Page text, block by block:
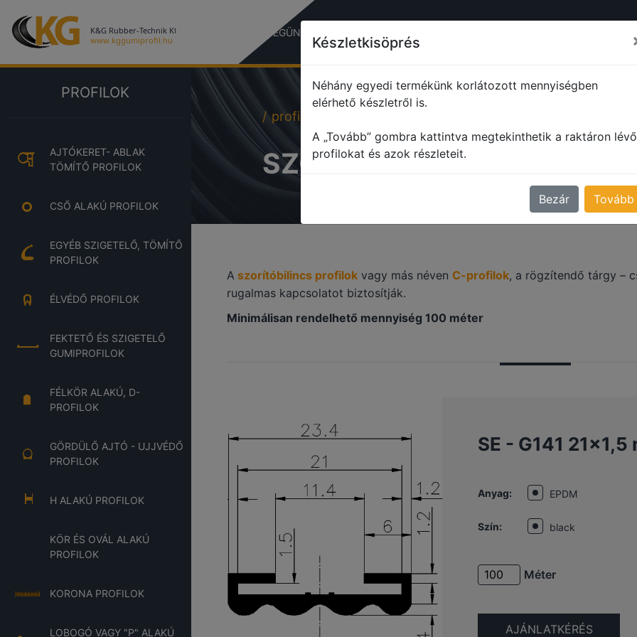
CÉGÜNKRŐL
PROFILOK
AJTÓKERET- ABLAK
TÖMÍTŐ PROFILOK
CSŐ ALAKÚ PROFILOK
EGYÉB SZIGETELŐ, TÖMÍTŐ
PROFILOK
ÉLVÉDŐ PROFILOK
FEKTETŐ ÉS SZIGETELŐ
GUMIPROFILOK
FÉLKÖR ALAKÚ, D-
PROFILOK
GÖRDÜLŐ AJTÓ - UJJVÉDŐ
PROFILOK
H ALAKÚ PROFILOK
KÖR ÉS OVÁL ALAKÚ
PROFILOK
KORONA PROFILOK
LOBOGÓ VAGY "P" ALAKÚ
profile
SZORÍTÓBILINCS
A szorítóbilincs profilokvagy más néven C-profilok, a rögzítendő tárgy –
rugalmas kapcsolatot biztosítják.
Minimálisan rendelhető mennyiség 100 méter
SE - G141 21×1,5
Anyag: EPDM
Szín: black
Méter
Készletkisöprés
Néhány egyedi termékünk korlátozott mennyiségben
elérhető készletről is.
A „Tovább” gombra kattintva megtekinthetik a raktáron lévő
profilokat és azok részleteit.
Bezár Tovább